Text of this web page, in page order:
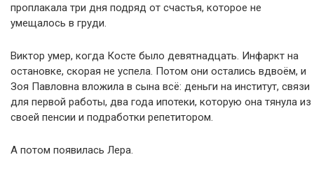
проплакала три дня подряд от счастья, которое не
умещалось в груди.
Виктор умер, когда Косте было девятнадцать. Инфаркт на
остановке, скорая не успела. Потом они остались вдвоём, и
Зоя Павловна вложила в сына всё: деньги на институт, связи
для первой работы, два года ипотеки, которую она тянула из
своей пенсии и подработки репетитором.
А потом появилась Лера.